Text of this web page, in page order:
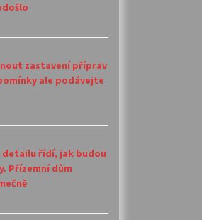
zastavení příprav
ale podávejte
detailu řídí, jak budou
Přízemní dům